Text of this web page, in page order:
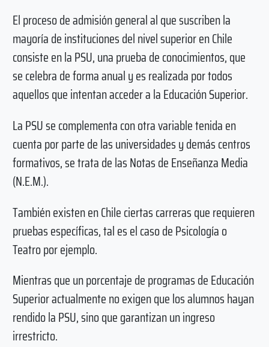
El proceso de admisión general al que suscriben la
mayoría de instituciones del nivel superior en Chile
consiste en la PSU, una prueba de conocimientos, que
se celebra de forma anual y es realizada por todos
aquellos que intentan acceder a la Educación Superior.
La PSU se complementa con otra variable tenida en
cuenta por parte de las universidades y demás centros
formativos, se trata de las Notas de Enseñanza Media
(N.E.M.).
También existen en Chile ciertas carreras que requieren
pruebas específicas, tal es el caso de Psicología o
Teatro por ejemplo.
Mientras que un porcentaje de programas de Educación
Superior actualmente no exigen que los alumnos hayan
rendido la PSU, sino que garantizan un ingreso
irrestricto.